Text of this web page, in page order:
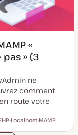
«
» (3
ne
comment
route votre
u
Localhost
u
MAMP